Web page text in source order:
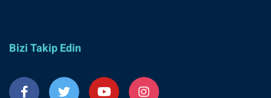
Bizi Takip Edin